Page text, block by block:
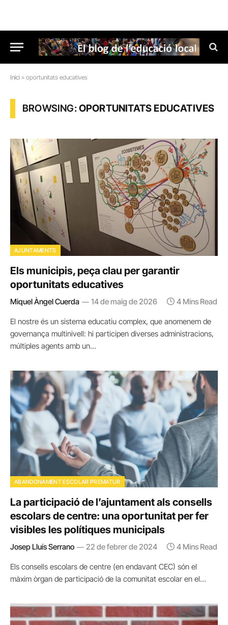
Inici » oportunitats educatives
BROWSING:OPORTUNITATS EDUCATIVES
AJUNTAMENTS
Els municipis, peça clau per garantir
oportunitats educatives
Miquel Àngel Cuerda 14 de maig de 2026 4 Mins Read
El nostre és un sistema educatiu complex, que anomenem de
governança multinivell: hi participen diverses administracions,
múltiples agents amb un…
ABANDONAMENT ESCOLAR PREMATUR
La participació de l’ajuntament als consells
escolars de centre: una oportunitat per fer
visibles les polítiques municipals
Josep Lluís Serrano 22 de febrer de 2024 4 Mins Read
Els consells escolars de centre (en endavant CEC) són el
màxim òrgan de participació de la comunitat escolar en el…